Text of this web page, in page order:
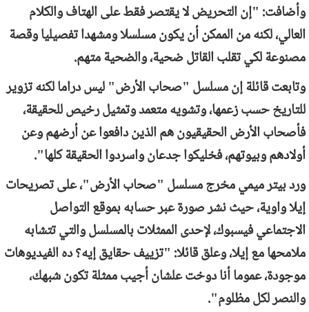
وأضافت: "إن التحريض لا يقتصر فقط على الهتاف والكلام
العالي، لكنه من الممكن أن يكون مسلسلا ومشهدا تفصيليا وقصة
مصنوعة لكي تقلب القاتل ضحية، والضحية متهم.
وتابعت قائلة إن مسلسل "صحاب الأرض" ليس دراما لكنه تزوير
للتاريخ حسب زعمها، وتشويه متعمد وتمثيل رخيص للحقيقة،
فأصحاب الأرض الحقيقيون هم الذين دافعوا عن أرضهم وعن
أولادهم وبيوتهم، فخليكوا جدعان واسردوا الحقيقة كلها".
ورد بيتر ميمي مخرج مسلسل "صحاب الأرض"، على تصريحات
إيلا واوية، حيث نشر صورة عبر حسابه بموقع التواصل
الاجتماعي فيسبوك، لإحدى الممثلات بالمسلسل والتي تتشابه
ملامحها مع إيلا، وعلق قائلا: "تزييف حقايق إيه؟ ده الفيديوهات
موجودة، عموما أنا دوخت علشان أجيب ممثلة تكون شبهك،
والنصر لكل مظلوم".